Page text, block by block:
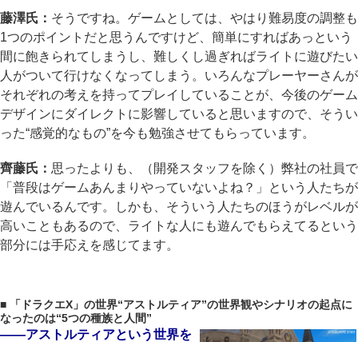
藤澤氏： そうですね。ゲームとしては、やはり難易度の調整も
1つのポイントだと思うんですけど、簡単にすればあっという
間に飽きられてしまうし、難しくし過ぎればライトに遊びたい
人がついて行けなくなってしまう。いろんなプレーヤーさんが
それぞれの考えを持ってプレイしていることが、今後のゲーム
デザインにダイレクトに影響していると思いますので、そうい
った“感覚的なもの”を今も勉強させてもらっています。
齊藤氏： 思ったよりも、（開発スタッフを除く）弊社の社員で
「普段はゲームあんまりやっていないよね？」という人たちが
遊んでいるんです。しかも、そういう人たちのほうがレベルが
高いこともあるので、ライトな人にも遊んでもらえてるという
部分には手応えを感じてます。
■ 「ドラクエX」の世界“アストルティア”の世界観やシナリオの起点に
なったのは“5つの種族と人間”
――アストルティアという世界を